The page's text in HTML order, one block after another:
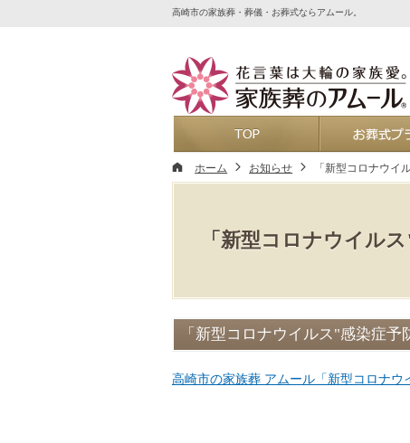
「新型コロナウイル
高崎市の家族葬・葬儀・お葬式ならアムール。
「新型コロナウイルス"感染症
高崎市の家族葬 アムール「新型コロナウ
ホーム お知らせ 「新型コロナウイ